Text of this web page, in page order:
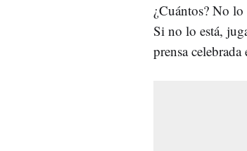
¿Cuántos? No lo
Si no lo está,
prensa